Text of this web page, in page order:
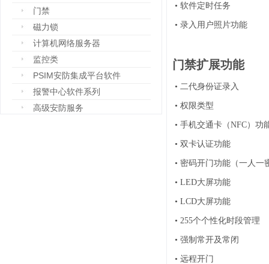
门禁
磁力锁
计算机网络服务器
监控类
PSIM安防集成平台软件
报警中心软件系列
高级安防服务
• 软件定时任务
• 录入用户照片功能
门禁扩展功能
• 二代身份证录入
• 权限类型
• 手机交通卡（NFC）功
• 双卡认证功能
• 密码开门功能（一人一
• LED大屏功能
• LCD大屏功能
• 255个个性化时段管理
• 强制常开及常闭
• 远程开门